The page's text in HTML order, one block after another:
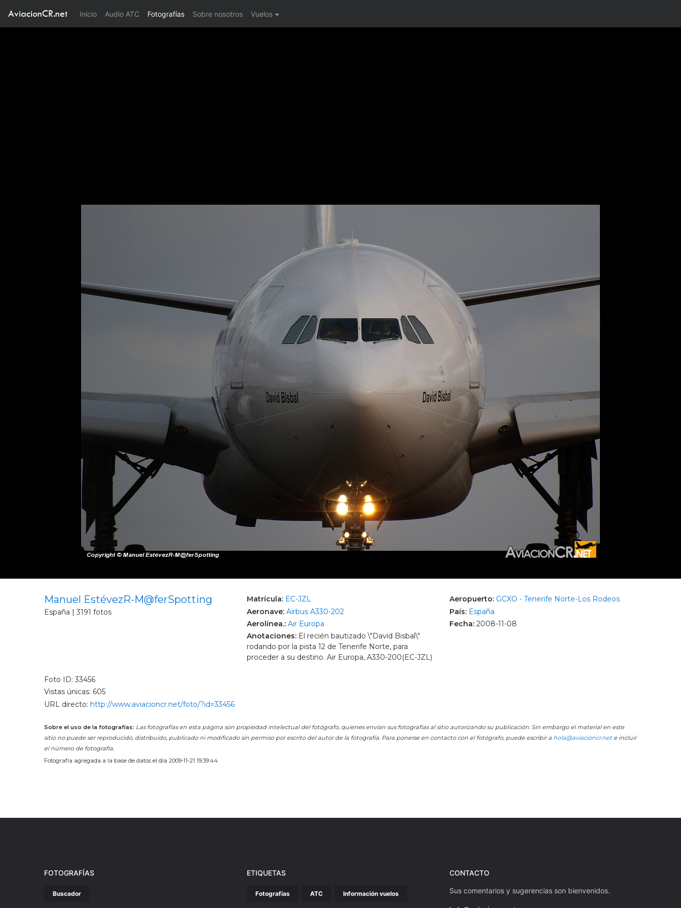
AviacionCR.net Inicio(current)
Audio ATC Fotografías Sobre nosotros Vuelos
Manuel EstévezR-M@ferSpotting
España | 3191 fotos
Matrícula: EC-JZL
Aeronave: Airbus A330-202
Aerolínea.: Air Europa
Anotaciones: El recién bautizado \"David Bisbal\"
rodando por la pista 12 de Tenerife Norte, para
proceder a su destino. Air Europa, A330-200(EC-JZL)
Aeropuerto: GCXO - Tenerife Norte-Los Rodeos
País: España
Fecha: 2008-11-08
Foto ID: 33456
Vistas únicas: 605
URL directo: http://www.aviacioncr.net/foto/?id=33456
Sobre el uso de la fotografías: Las fotografías en esta página son propiedad intelectual del fotógrafo, quienes envían sus fotografías al sitio autorizando su publicación. Sin embargo el material en este
sitio no puede ser reproducido, distribuido, publicado ni modificado sin permiso por escrito del autor de la fotografía. Para ponerse en contacto con el fotógrafo, puede escribir a hola@aviacioncr.nete incluir
el número de fotografía.
Fotografía agregada a la base de datos el día 2009-11-21 19:39:44
FOTOGRAFÍAS
Buscador
ETIQUETAS
Fotografías ATC Información vuelos
CONTACTO
Sus comentarios y sugerencias son bienvenidos.